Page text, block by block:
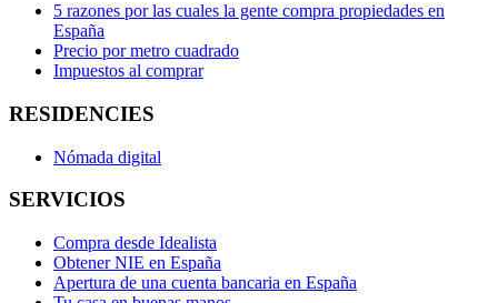
5 razones por las cuales la gente compra propiedades en
España
Precio por metro cuadrado
Impuestos al comprar
RESIDENCIES
Nómada digital
SERVICIOS
Compra desde Idealista
Obtener NIE en España
Apertura de una cuenta bancaria en España